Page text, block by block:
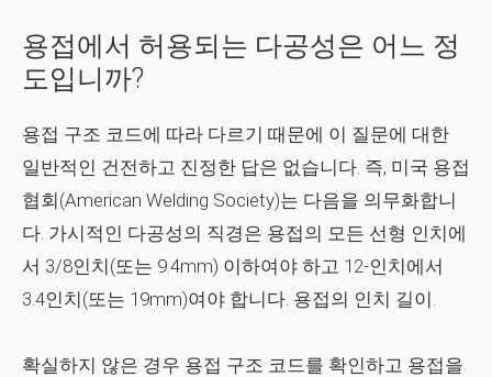
용접에서 허용되는 다공성은 어느 정
도입니까?
용접 구조 코드에 따라 다르기 때문에 이 질문에 대한
일반적인 건전하고 진정한 답은 없습니다. 즉, 미국 용접
협회(American Welding Society)는 다음을 의무화합니
다. 가시적인 다공성의 직경은 용접의 모든 선형 인치에
서 3/8인치(또는 9.4mm) 이하여야 하고 12-인치에서
3.4인치(또는 19mm)여야 합니다. 용접의 인치 길이.
확실하지 않은 경우 용접 구조 코드를 확인하고 용접을